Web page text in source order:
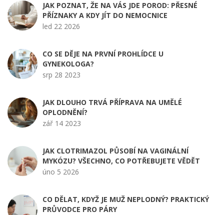
JAK POZNAT, ŽE NA VÁS JDE POROD: PŘESNÉ
PŘÍZNAKY A KDY JÍT DO NEMOCNICE
led 22 2026
CO SE DĚJE NA PRVNÍ PROHLÍDCE U
GYNEKOLOGA?
srp 28 2023
JAK DLOUHO TRVÁ PŘÍPRAVA NA UMĚLÉ
OPLODNĚNÍ?
zář 14 2023
JAK CLOTRIMAZOL PŮSOBÍ NA VAGINÁLNÍ
MYKÓZU? VŠECHNO, CO POTŘEBUJETE VĚDĚT
úno 5 2026
CO DĚLAT, KDYŽ JE MUŽ NEPLODNÝ? PRAKTICKÝ
PRŮVODCE PRO PÁRY